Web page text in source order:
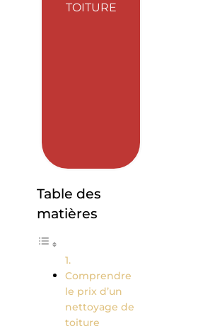
TOITURE
Table des
matières
Comprendre
le prix d’un
nettoyage de
toiture